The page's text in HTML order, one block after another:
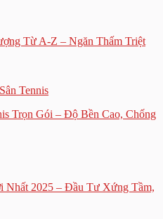
Từ A-Z – Ngăn Thấm Triệt
Trọn Gói – Độ Bền Cao, Chống
Nhất 2025 – Đầu Tư Xứng Tầm,